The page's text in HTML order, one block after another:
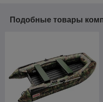
Подобные товары